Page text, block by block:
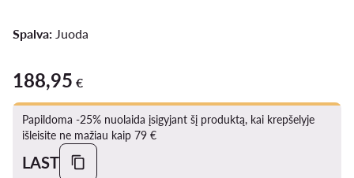
Spalva: Juoda
188,95 €
188,95 €
Papildoma -25% nuolaida įsigyjant šį produktą, kai krepšelyje
išleisite ne mažiau kaip 79 €
LAST